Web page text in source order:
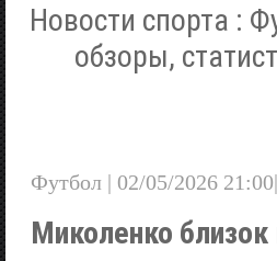
Новости спорта :
обзоры,
Футбол | 02/05/2026 21:00|
Миколенко